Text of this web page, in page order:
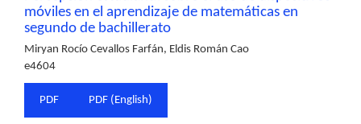
móviles en el aprendizaje de matemáticas en
segundo de bachillerato
Miryan Rocío Cevallos Farfán, Eldis Román Cao
e4604
PDF PDF (English)